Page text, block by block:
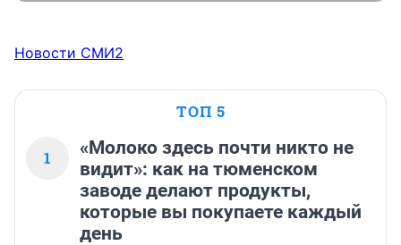
Новости СМИ2
ТОП 5
1
«Молоко здесь почти никто не
видит»: как на тюменском
заводе делают продукты,
которые вы покупаете каждый
день